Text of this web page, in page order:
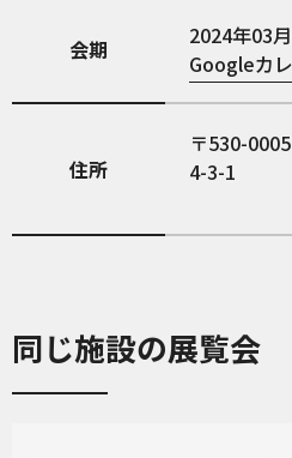
会期
2024年03
Googleカ
住所
530-0005
4-3-1
同じ施設の展覧会